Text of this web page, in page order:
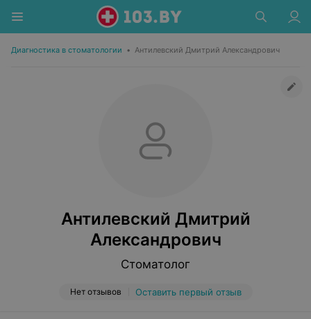
Диагностика в стоматологии • Антилевский Дмитрий Александрович
Антилевский Дмитрий
Александрович
Стоматолог
Нет отзывов Оставить первый отзыв